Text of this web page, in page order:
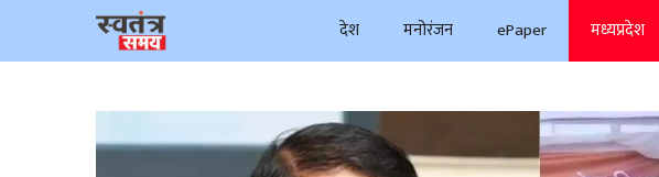
देश मनोरंजन ePaper मध्यप्रदेश